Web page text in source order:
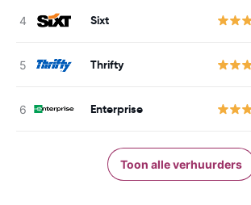
Sixt
Thrifty
Enterprise
Toon alle verhuurders